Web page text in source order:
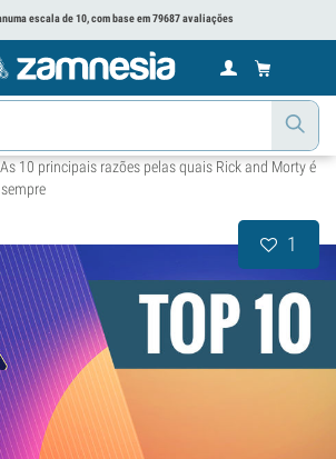
escala de 10, com base em 79687 avaliações
As 10 principais razões pelas quais Rick and Morty é
1